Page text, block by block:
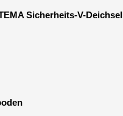
Sicherheits-V-Deichsel